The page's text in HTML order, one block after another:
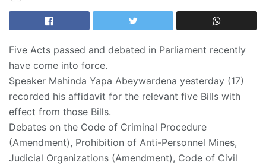
Five Acts passed and debated in Parliament recently
have come into force.
Speaker Mahinda Yapa Abeywardena yesterday (17)
recorded his affidavit for the relevant five Bills with
effect from those Bills.
Debates on the Code of Criminal Procedure
(Amendment), Prohibition of Anti-Personnel Mines,
Judicial Organizations (Amendment), Code of Civil